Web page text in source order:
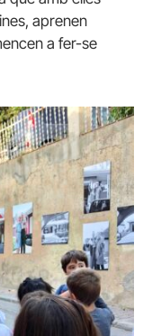
aprenen
a fer-se